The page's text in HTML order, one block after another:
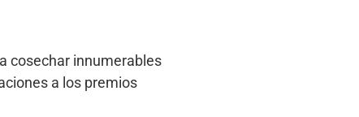
cosechar innumerables
a los premios